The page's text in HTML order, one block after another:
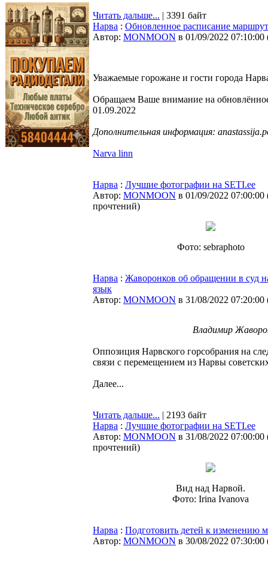
Читать дальше... | 3391 байт
Нарва : Обновленное расписание
Автор: MONMOON в 01/09/2022 07:10:00
Уважаемые горожане и гости города
Обращаем Ваше внимание на
01.09.2022
Дополнительная информация:
Narva linn
Нарва : Лучшие фотографии на SETI.ee
Автор: MONMOON в 01/09/2022 07:00:00
прочтений)
Фото: sebraphoto
Нарва : Жаворонков об обращении в суд
язык
Автор: MONMOON в 31/08/2022 07:20:00
Владимир
Оппозиция Нарвского горсобрания на
связи с перемещением из Нарвы
Далее...
Читать дальше... | 2193 байт
Нарва : Лучшие фотографии на SETI.ee
Автор: MONMOON в 31/08/2022 07:00:00
прочтений)
Вид над Нарвой.
Фото: Irina Ivanova
Нарва : Подготовить детей к изменению
Автор: MONMOON в 30/08/2022 07:30:00